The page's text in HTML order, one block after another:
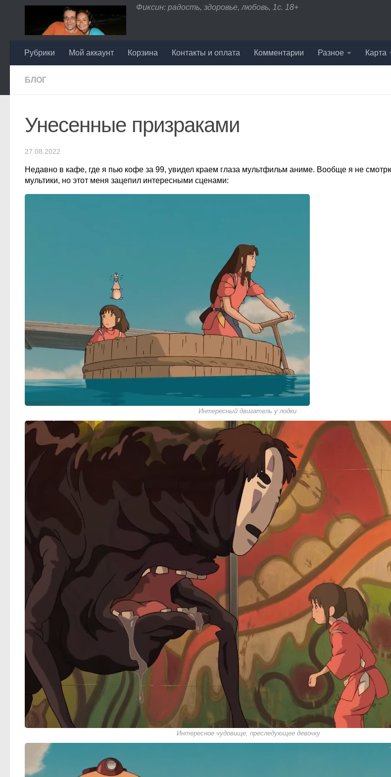
Перейти к содержимому
Фиксин: радость, здоровье, любовь, 1с. 18+
Рубрики Мой аккаунт Корзина Контакты и оплата Комментарии Разное Карта
БЛОГ
Унесенные призраками
27.08.2022
Недавно в кафе, где я пью кофе за 99, увидел краем глаза мультфильм аниме. Вообще я не
мультики, но этот меня зацепил интересными сценами:
Интересный двигатель у лодки.
Интересное чудовище, преследующее девочку